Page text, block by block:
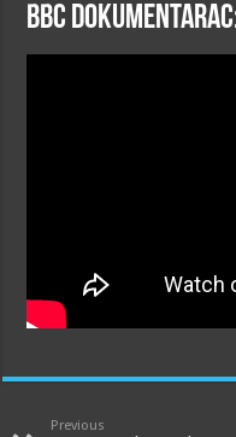
BBC
Previous